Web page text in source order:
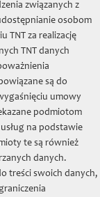
Naukowego w
światowej
związanych z
osobom
TNT za realizację
TNT danych
są do
umowy
podmiotom
na podstawie
te są również
danych.
treści swoich danych,